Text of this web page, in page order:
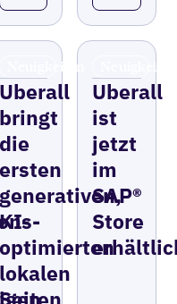
Neuigkeiten
Uberall
bringt
die
ersten
generativen,
optimierten
lokalen
Seiten
Uberall
ist
jetzt
im
SAP®
Store